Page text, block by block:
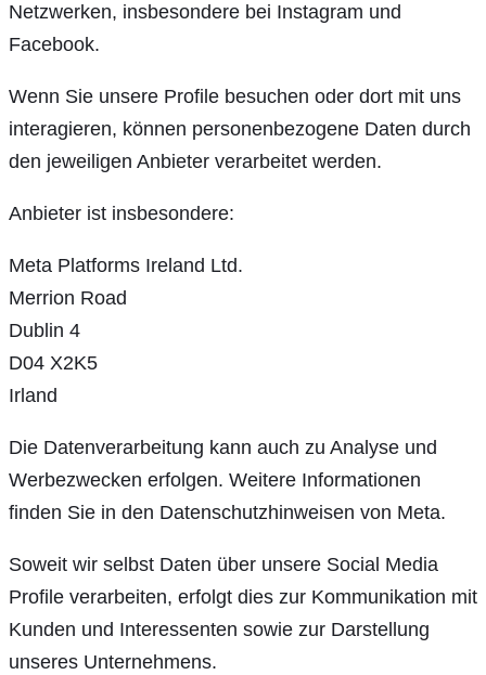
Netzwerken, insbesondere bei Instagram und
Facebook.
Wenn Sie unsere Profile besuchen oder dort mit uns
interagieren, können personenbezogene Daten durch
den jeweiligen Anbieter verarbeitet werden.
Anbieter ist insbesondere:
Meta Platforms Ireland Ltd.
Merrion Road
Dublin 4
D04 X2K5
Irland
Die Datenverarbeitung kann auch zu Analyse und
Werbezwecken erfolgen. Weitere Informationen
finden Sie in den Datenschutzhinweisen von Meta.
Soweit wir selbst Daten über unsere Social Media
Profile verarbeiten, erfolgt dies zur Kommunikation mit
Kunden und Interessenten sowie zur Darstellung
unseres Unternehmens.